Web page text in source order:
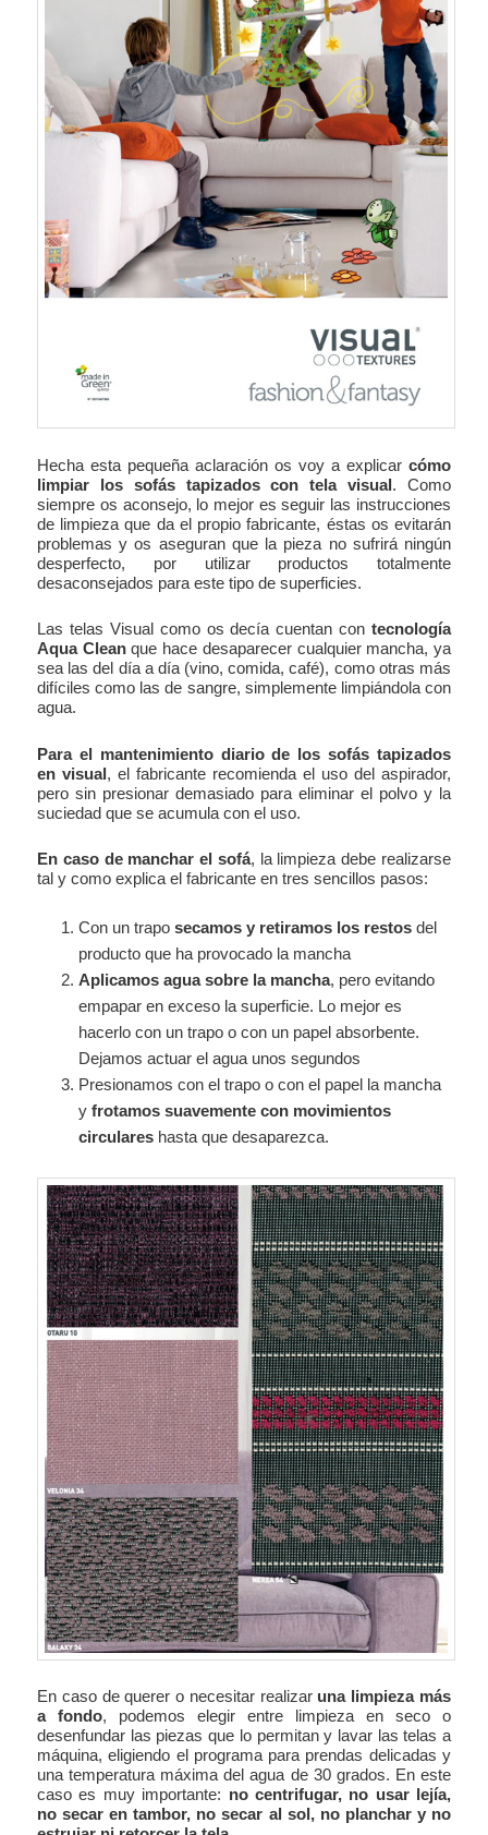
Hecha esta pequeña aclaración os voy a explicar cómo
limpiar los sofás tapizados con tela visual. Como
siempre os aconsejo, lo mejor es seguir las instrucciones
de limpieza que da el propio fabricante, éstas os evitarán
problemas y os aseguran que la pieza no sufrirá ningún
desperfecto, por utilizar productos totalmente
desaconsejados para este tipo de superficies.
Las telas Visual como os decía cuentan con tecnología
Aqua Cleanque hace desaparecer cualquier mancha, ya
sea las del día a día (vino, comida, café), como otras más
difíciles como las de sangre, simplemente limpiándola con
agua.
Para el mantenimiento diario de los sofás tapizados
en visual, el fabricante recomienda el uso del aspirador,
pero sin presionar demasiado para eliminar el polvo y la
suciedad que se acumula con el uso.
En caso de manchar el sofá, la limpieza debe realizarse
tal y como explica el fabricante en tres sencillos pasos:
Con un trapo secamos y retiramos los restosdel
producto que ha provocado la mancha
Aplicamos agua sobre la mancha, pero evitando
empapar en exceso la superficie. Lo mejor es
hacerlo con un trapo o con un papel absorbente.
Dejamos actuar el agua unos segundos
Presionamos con el trapo o con el papel la mancha
y frotamos suavemente con movimientos
circulareshasta que desaparezca.
En caso de querer o necesitar realizar una limpieza más
a fondo, podemos elegir entre limpieza en seco o
desenfundar las piezas que lo permitan y lavar las telas a
máquina, eligiendo el programa para prendas delicadas y
una temperatura máxima del agua de 30 grados. En este
caso es muy importante: no centrifugar, no usar lejía,
no secar en tambor, no secar al sol, no planchar y no